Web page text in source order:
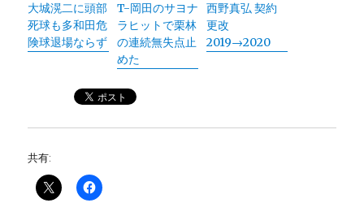
大城滉二に頭部
死球も多和田危
険球退場ならず
T-岡田のサヨナ
ラヒットで栗林
の連続無失点止
めた
西野真弘 契約
更改
2019→2020
共有: